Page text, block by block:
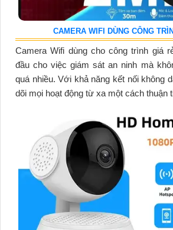
CAMERA WIFI DÙNG CÔNG
Camera Wifi dùng cho công trình giá
đầu cho việc giám sát an ninh mà
quá nhiều. Với khả năng kết nối không
dõi mọi hoạt động từ xa một cách thuận